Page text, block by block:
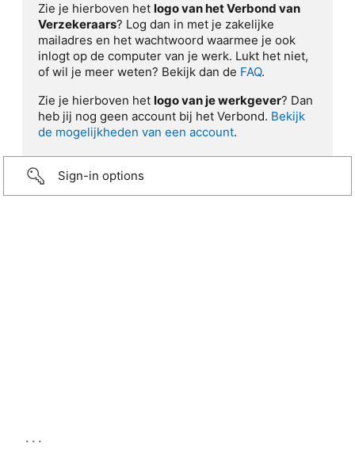
Zie je hierboven het logo van het Verbond van
Verzekeraars? Log dan in met je zakelijke
mailadres en het wachtwoord waarmee je ook
inlogt op de computer van je werk. Lukt het niet,
of wil je meer weten? Bekijk dan de FAQ.
Zie je hierboven het logo van je werkgever? Dan
heb jij nog geen account bij het Verbond. Bekijk
de mogelijkheden van een account.
Sign-in options
...